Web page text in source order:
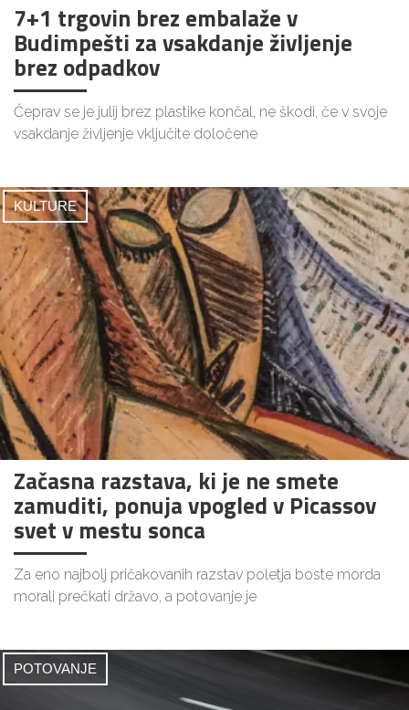
7+1 trgovin brez embalaže v
Budimpešti za vsakdanje življenje
brez odpadkov
Čeprav se je julij brez plastike končal, ne škodi, če v svoje
vsakdanje življenje vključite določene
KULTURE
Začasna razstava, ki je ne smete
zamuditi, ponuja vpogled v Picassov
svet v mestu sonca
Za eno najbolj pričakovanih razstav poletja boste morda
morali prečkati državo, a potovanje je
POTOVANJE